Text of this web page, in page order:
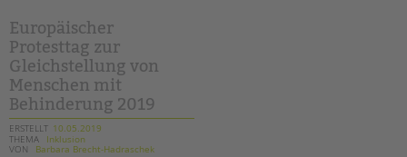
da!
Europäischer
Protesttag zur
Gleichstellung von
Menschen mit
Behinderung 2019
ERSTELLT 10.05.2019
THEMA
Inklusion
VON
Barbara Brecht-Hadraschek